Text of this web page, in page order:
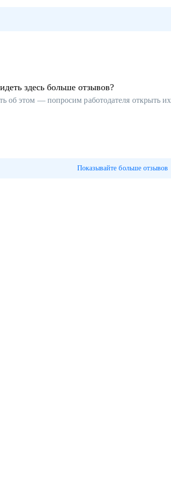
здесь больше отзывов?
об этом — попросим работодателя открыть их
Показывайте больше отзывов